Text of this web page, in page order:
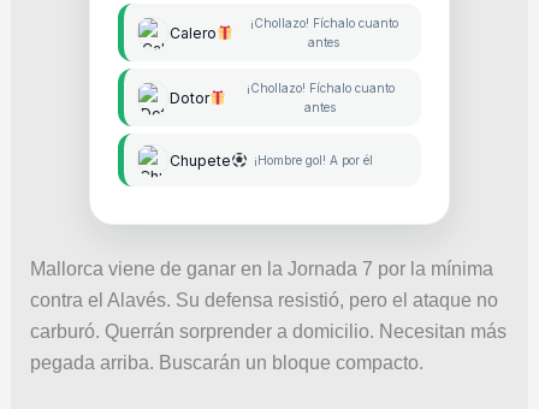
Calero
¡Chollazo! Fíchalo cuanto
antes
Dotor
¡Chollazo! Fíchalo cuanto
antes
Chupete ¡Hombre gol! A por él
Mallorca viene de ganar en la Jornada 7 por la mínima
contra el Alavés. Su defensa resistió, pero el ataque no
carburó. Querrán sorprender a domicilio. Necesitan más
pegada arriba. Buscarán un bloque compacto.